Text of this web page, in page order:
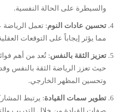
والسيطرة على الحالة النفسية.
تحسين عادات النوم: تعمل
مما يؤثر إيجاباً على التوقعات
تعزيز الثقة بالنفس: تُعد من أهم
حيث تعزز الرياضة الثقة بالنفس
وتحسين المظهر الخارجي.
تطوير سمات القيادة: يرتبط